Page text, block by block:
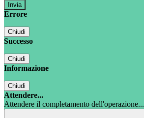
Errore
Chiudi
Successo
Chiudi
Informazione
Chiudi
Attendere...
Attendere il completamento dell'operazione...